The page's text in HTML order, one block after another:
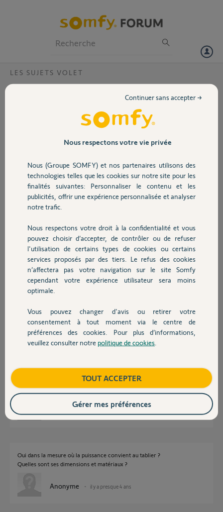
Volet
Sécurité
Domotique
Chauffage
Autres produits
Devis avec un pro
Contact
LES SUJETS VOLET
Remplacement moteur rts oximo 10/17
J'ai un moteur oximo rts 10/17 qui est HS est il possible de le
remplacer par un moteur en io?
Alan B.
il y a presque 4 ans
Participer au fil de discussion
Réponses
Bonjour,
Absolument !
Anonyme il y a presque 4 ans
par quel moteur le remplacer?
un oximo io 10/17 irait il ?
cordialement
il y a presque 4 ans
Oui dans la mesure où la puissance convient au tablier ?
Quelles sont ses dimensions et matériaux ?
Anonyme il y a presque 4 ans
Nous respectons votre vie privée
Nous (Groupe SOMFY) et nos partenaires utilisons des
technologies telles que les cookies sur notre site pour les
finalités suivantes: Personnaliser le contenu et les
publicités, offrir une expérience personnalisée et analyser
notre trafic.
Nous respectons votre droit à la confidentialité et vous
pouvez choisir d’accepter, de contrôler ou de refuser
l'utilisation de certains types de cookies ou certains
services proposés par des tiers. Le refus des cookies
n’affectera pas votre navigation sur le site Somfy
cependant votre expérience utilisateur sera moins
optimale.
Vous pouvez changer d'avis ou retirer votre
consentement à tout moment via le centre de
préférences des cookies. Pour plus d’informations,
veuillez consulter notre politique de cookies
Continuer sans accepter →
TOUT ACCEPTER
Gérer mes préférences